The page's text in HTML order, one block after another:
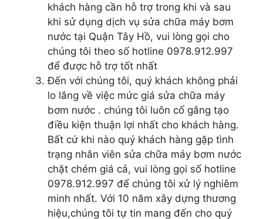
khách hàng cần hỗ trợ trong khi và sau
khi sử dụng dịch vụ sửa chữa máy bơm
nước tại Quận Tây Hồ, vui lòng gọi cho
chúng tôi theo số hotline 0978.912.997
để được hỗ trợ tốt nhất
Đến với chúng tôi, quý khách không phải
lo lắng về việc mức giá sửa chữa máy
bơm nước . chúng tôi luôn cố gắng tạo
điều kiện thuận lợi nhất cho khách hàng.
Bất cứ khi nào quý khách hàng gặp tình
trạng nhân viên sửa chữa máy bơm nước
chặt chém giá cả, vui lòng gọi số hotline
0978.912.997 để chúng tôi xử lý nghiêm
minh nhất. Với 10 năm xây dựng thương
hiệu,chúng tôi tự tin mang đến cho quý